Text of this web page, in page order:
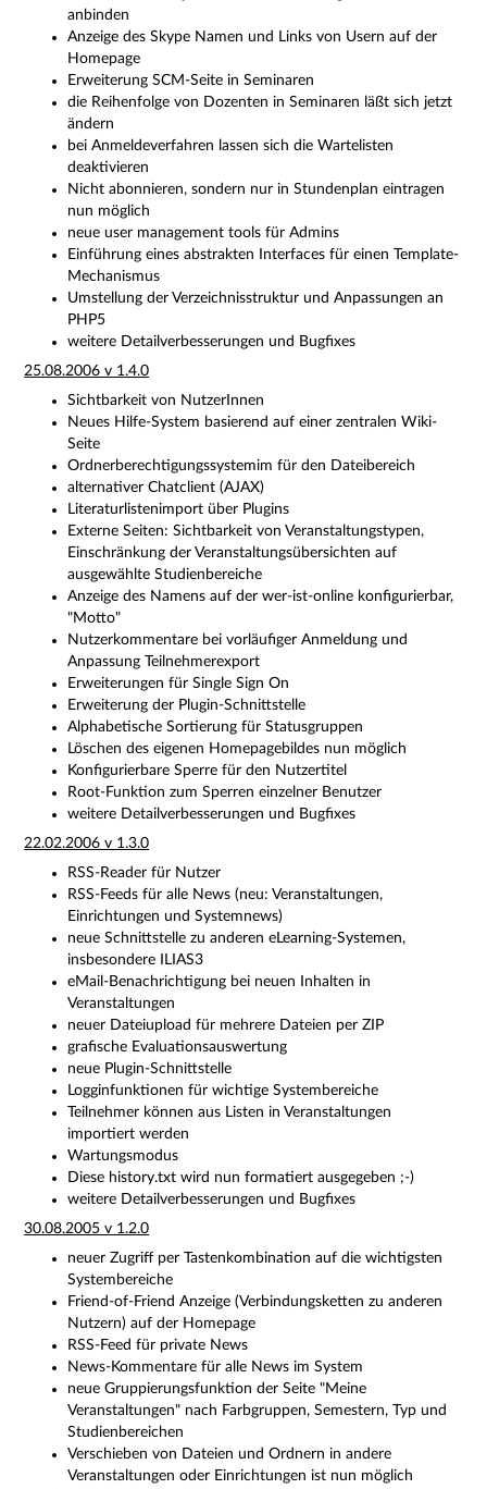
anbinden
Anzeige des Skype Namen und Links von Usern auf der
Homepage
Erweiterung SCM-Seite in Seminaren
die Reihenfolge von Dozenten in Seminaren läßt sich jetzt
ändern
bei Anmeldeverfahren lassen sich die Wartelisten
deaktivieren
Nicht abonnieren, sondern nur in Stundenplan eintragen
nun möglich
neue user management tools für Admins
Einführung eines abstrakten Interfaces für einen Template-
Mechanismus
Umstellung der Verzeichnisstruktur und Anpassungen an
PHP5
weitere Detailverbesserungen und Bugfixes
25.08.2006 v 1.4.0
Sichtbarkeit von NutzerInnen
Neues Hilfe-System basierend auf einer zentralen Wiki-
Seite
Ordnerberechtigungssystemim für den Dateibereich
alternativer Chatclient (AJAX)
Literaturlistenimport über Plugins
Externe Seiten: Sichtbarkeit von Veranstaltungstypen,
Einschränkung der Veranstaltungsübersichten auf
ausgewählte Studienbereiche
Anzeige des Namens auf der wer-ist-online konfigurierbar,
"Motto"
Nutzerkommentare bei vorläufiger Anmeldung und
Anpassung Teilnehmerexport
Erweiterungen für Single Sign On
Erweiterung der Plugin-Schnittstelle
Alphabetische Sortierung für Statusgruppen
Löschen des eigenen Homepagebildes nun möglich
Konfigurierbare Sperre für den Nutzertitel
Root-Funktion zum Sperren einzelner Benutzer
weitere Detailverbesserungen und Bugfixes
22.02.2006 v 1.3.0
RSS-Reader für Nutzer
RSS-Feeds für alle News (neu: Veranstaltungen,
Einrichtungen und Systemnews)
neue Schnittstelle zu anderen eLearning-Systemen,
insbesondere ILIAS3
eMail-Benachrichtigung bei neuen Inhalten in
Veranstaltungen
neuer Dateiupload für mehrere Dateien per ZIP
grafische Evaluationsauswertung
neue Plugin-Schnittstelle
Logginfunktionen für wichtige Systembereiche
Teilnehmer können aus Listen in Veranstaltungen
importiert werden
Wartungsmodus
Diese history.txt wird nun formatiert ausgegeben ;-)
weitere Detailverbesserungen und Bugfixes
30.08.2005 v 1.2.0
neuer Zugriff per Tastenkombination auf die wichtigsten
Systembereiche
Friend-of-Friend Anzeige (Verbindungsketten zu anderen
Nutzern) auf der Homepage
RSS-Feed für private News
News-Kommentare für alle News im System
neue Gruppierungsfunktion der Seite "Meine
Veranstaltungen" nach Farbgruppen, Semestern, Typ und
Studienbereichen
Verschieben von Dateien und Ordnern in andere
Veranstaltungen oder Einrichtungen ist nun möglich